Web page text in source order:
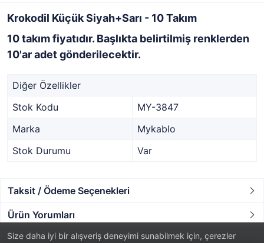
Size daha iyi bir alışveriş deneyimi sunabilmek için, çerezler
Krokodil Küçük Siyah+Sarı - 10 Takım
10 takım fiyatıdır. Başlıkta belirtilmiş renklerden
10'ar adet gönderilecektir.
Diğer Özellikler
Stok Kodu
MY-3847
Marka
Mykablo
Stok Durumu
Var
Taksit / Ödeme Seçenekleri
Ürün Yorumları